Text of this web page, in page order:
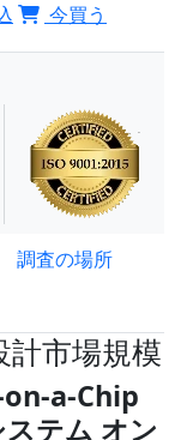
今買う
調査の場所
市場規模
a-Chip
テム オン